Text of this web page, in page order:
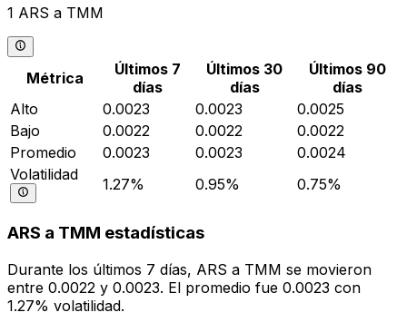
1 ARS a TMM
Métrica
Últimos 7
días
Últimos 30
días
Últimos 90
días
Alto
0.0023 0.0023
0.0025
Bajo
0.0022 0.0022
0.0022
Promedio
0.0023 0.0023
0.0024
Volatilidad
1.27% 0.95% 0.75%
ARS a TMM estadísticas
Durante los últimos 7 días, ARS a TMM se movieron
entre 0.0022 y 0.0023. El promedio fue 0.0023 con
1.27% volatilidad.